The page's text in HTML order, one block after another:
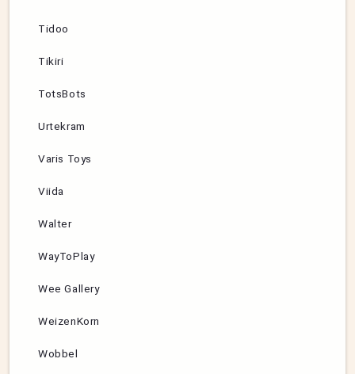
Tidoo
Tikiri
TotsBots
Urtekram
Varis Toys
Viida
Walter
WayToPlay
Wee Gallery
WeizenKorn
Wobbel